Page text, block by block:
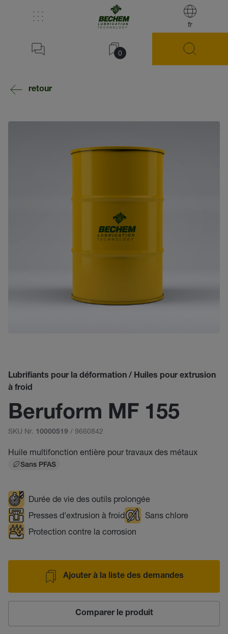
fr
0
retour
Lubrifiants pour la déformation / Huiles pour extrusion
à froid
Beruform MF 155
SKU Nr. 10000519 / 9660842
Huile multifonction entière pour travaux des métaux
Sans PFAS
Durée de vie des outils prolongée
Presses d'extrusion à froid
Sans chlore
Protection contre la corrosion
Ajouter à la liste des demandes
Comparer le produit